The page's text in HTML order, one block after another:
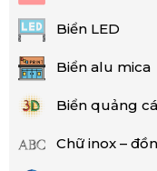
Biển LED
Biển alu mica
Biển quảng
Chữ inox –